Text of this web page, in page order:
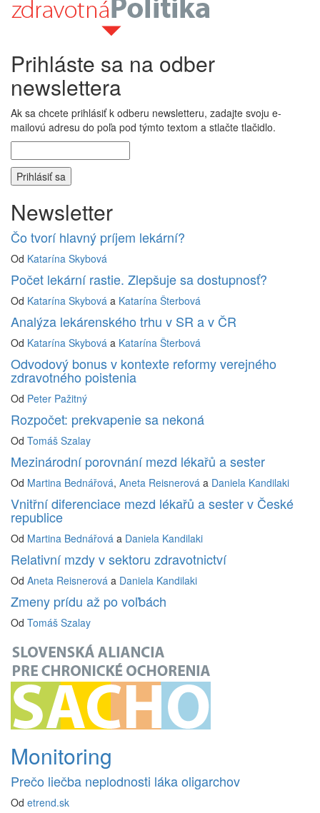
Prihláste sa na odber
newslettera
Ak sa chcete prihlásiť k odberu newsletteru, zadajte svoju e-
mailovú adresu do poľa pod týmto textom a stlačte tlačidlo.
Newsletter
Čo tvorí hlavný príjem lekární?
Od Katarína Skybová
Počet lekární rastie. Zlepšuje sa dostupnosť?
Od Katarína Skybová a Katarína Šterbová
Analýza lekárenského trhu v SR a v ČR
Od Katarína Skybová a Katarína Šterbová
Odvodový bonus v kontexte reformy verejného
zdravotného poistenia
Od Peter Pažitný
Rozpočet: prekvapenie sa nekoná
Od Tomáš Szalay
Mezinárodní porovnání mezd lékařů a sester
Od Martina Bednářová, Aneta Reisnerová a Daniela Kandilaki
Vnitřní diferenciace mezd lékařů a sester v České
republice
Od Martina Bednářová a Daniela Kandilaki
Relativní mzdy v sektoru zdravotnictví
Od Aneta Reisnerová a Daniela Kandilaki
Zmeny prídu až po voľbách
Od Tomáš Szalay
Monitoring
Prečo liečba neplodnosti láka oligarchov
Od etrend.sk